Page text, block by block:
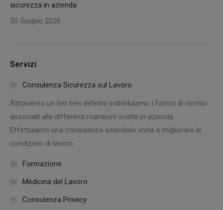
sicurezza in azienda
30 Giugno 2026
Servizi
Consulenza Sicurezza sul Lavoro
Attraverso un iter ben definito individuiamo i fattori di rischio
associati alle differenti mansioni svolte in azienda.
Effettuiamo una consulenza aziendale volta a migliorare le
condizioni di lavoro.
Formazione
Medicina del Lavoro
Consulenza Privacy